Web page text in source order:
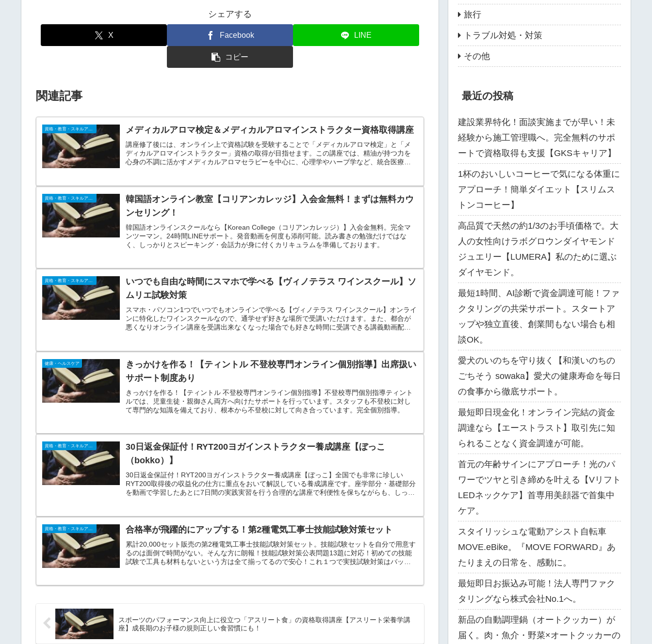
シェアする
X Facebook LINE
コピー
関連記事
資格・教育・スキルアップ メディカルアロマ検定＆メディカルアロマインストラクター資格取得講座
講座修了後には、オンライン上で資格試験を受験することで「メディカルアロマ検定」と「メ
ディカルアロマインストラクター」資格の取得が目指せます。この講座では、精油が持つ力を
心身の不調に活かすメディカルアロマセラピーを中心に、心理学やハーブ学など、統合医療に
韓国語オンライン教室【コリアンカレッジ】入会金無料！まずは無料カウ
ンセリング！
韓国語オンラインスクールなら【Korean College（コリアンカレッジ）】入会金無料。完全マ
ンツーマン。24時間LINEサポート。発音動画を何度も添削可能。読み書きの勉強だけではな
く、しっかりとスピーキング・会話力が身に付くカリキュラムを準備しております。
資格・教育・スキルアップ
いつでも自由な時間にスマホで学べる【ヴィノテラス ワインスクール】ソ
ムリエ試験対策
スマホ・パソコン1つでいつでもオンラインで学べる【ヴィノテラス ワインスクール】オンライ
ンに特化したワインスクールなので、通学せず好きな場所で受講いただけます。また、都合が
悪くなりオンライン講座を受講出来なくなった場合でも好きな時間に受講できる講義動画配信
健康・ヘルスケア
きっかけを作る！【ティントル 不登校専門オンライン個別指導】出席扱い
サポート制度あり
きっかけを作る！【ティントル 不登校専門オンライン個別指導】不登校専門個別指導ティント
ルでは、児童生徒・親御さん両方へ向けたサポートを行っています。スタッフも不登校に対し
て専門的な知識を備えており、根本から不登校に対して向き合っています。完全個別指導。
資格・教育・スキルアップ
30日返金保証付！RYT200ヨガインストラクター養成講座【ぼっこ
（bokko）】
30日返金保証付！RYT200ヨガインストラクター養成講座【ぼっこ】全国でも非常に珍しい
RYT200取得後の収益化の仕方に重点をおいて解説している養成講座です。座学部分・基礎部分
を動画で学習したあとに7日間の実践実習を行う合理的な講座で利便性を保ちながらも、しっか
合格率が飛躍的にアップする！第2種電気工事士技能試験対策セット
累計20,000セット販売の第2種電気工事士技能試験対策セット。技能試験セットを自分で用意す
るのは面倒で時間がない。そんな方に朗報！技能試験対策公表問題13題に対応！初めての技能
試験で工具も材料もないという方は全て揃ってるので安心！これ１つで実技試験対策はバッチ
スポーツのパフォーマンス向上に役立つ「アスリート食」の資格取得講座【アスリート栄養学講
座】成長期のお子様の規則正しい食習慣にも！
旅行
トラブル対処・対策
その他
最近の投稿
建設業界特化！面談実施までが早い！未
経験から施工管理職へ。完全無料のサポ
ートで資格取得も支援【GKSキャリア】
1杯のおいしいコーヒーで気になる体重に
アプローチ！簡単ダイエット【スリムス
トンコーヒー】
高品質で天然の約1/3のお手頃価格で。大
人の女性向けラボグロウンダイヤモンド
ジュエリー【LUMERA】私のために選ぶ
ダイヤモンド。
最短1時間、AI診断で資金調達可能！ファ
クタリングの共栄サポート。スタートア
ップや独立直後、創業間もない場合も相
談OK。
愛犬のいのちを守り抜く【和漢いのちの
ごちそう sowaka】愛犬の健康寿命を毎日
の食事から徹底サポート。
最短即日現金化！オンライン完結の資金
調達なら【エーストラスト】取引先に知
られることなく資金調達が可能。
首元の年齢サインにアプローチ！光のパ
ワーでツヤと引き締めを叶える【Vリフト
LEDネックケア】首専用美顔器で首集中
ケア。
スタイリッシュな電動アシスト自転車
MOVE.eBike。『MOVE FORWARD』あ
たりまえの日常を、感動に。
最短即日お振込み可能！法人専門ファク
タリングなら株式会社No.1へ。
新品の自動調理鍋（オートクッカー）が
届く。肉・魚介・野菜×オートクッカーの